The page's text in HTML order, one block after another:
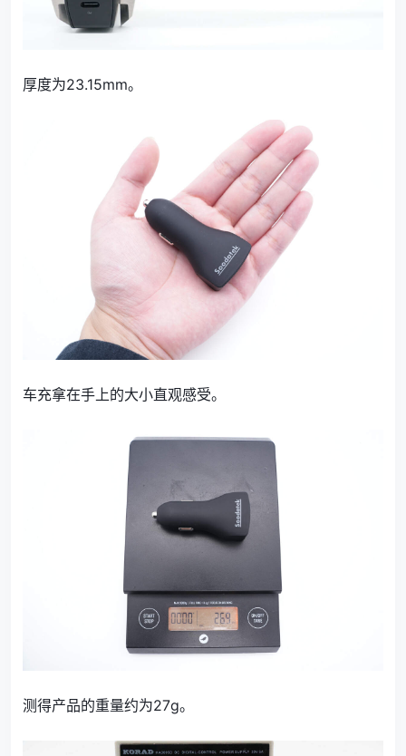
厚度为23.15mm。
车充拿在手上的大小直观感受。
测得产品的重量约为27g。